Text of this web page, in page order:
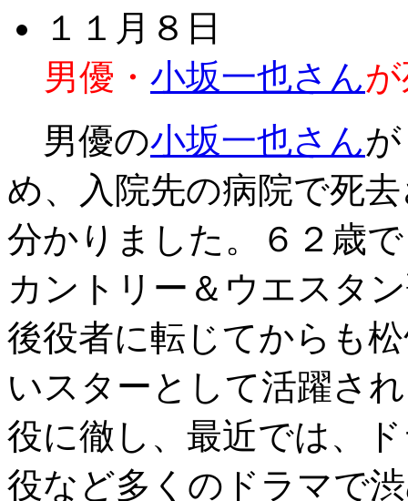
１１月８日
男優・ 小坂一也さん
男優の小坂一也さん
め、入院先の病院で死
分かりました。６２歳
カントリー＆ウエスタ
後役者に転じてからも
いスターとして活躍さ
役に徹し、最近では、
役など多くのドラマで